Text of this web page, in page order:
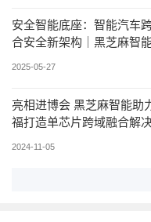
安全智能底座：智能汽车
合安全新架构｜黑芝麻智
2025-05-27
亮相进博会 黑芝麻智能助
福打造单芯片跨域融合解
2024-11-05